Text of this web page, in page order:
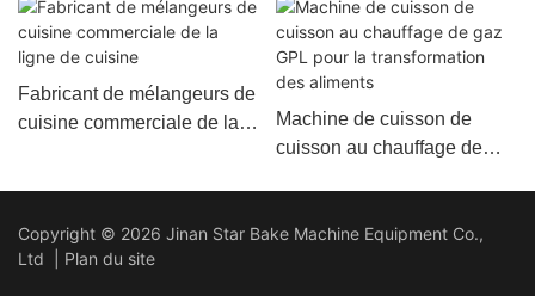
Fabricant de mélangeurs de
cuisine commerciale de la
Machine de cuisson de
cuisson au chauffage de
Copyright © 2026 Jinan Star Bake Machine Equipment Co.,
Ltd | Plan du site